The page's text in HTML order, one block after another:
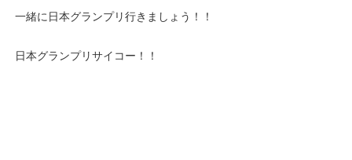
一緒に日本グランプリ行きましょう！！
日本グランプリサイコー！！